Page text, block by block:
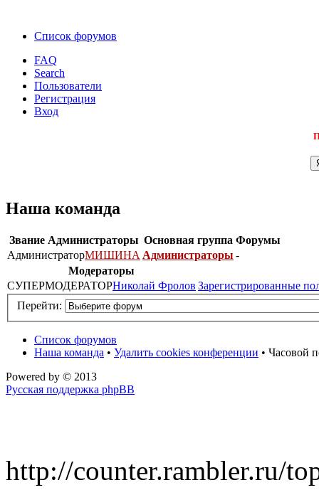
Список форумов
FAQ
Search
Пользователи
Регистрация
Вход
Наша команда
Звание Администраторы Основная группа Форумы
АдминистраторМИШИНА Администраторы -
Модераторы
СУПЕРМОДЕРАТОРНиколай Фролов Зарегистрированные
Перейти:
Список форумов
Наша команда • Удалить cookies конференции • Часовой
Powered by © 2013
Русская поддержка phpBB
http://counter.rambler.ru/